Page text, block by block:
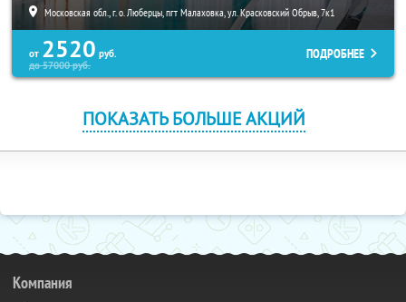
Московская обл., г. о. Люберцы, пгт Малаховка, ул. Красковский Обрыв, 7к1
от 2520 руб.
до57000руб.
ПОДРОБНЕЕ
ПОКАЗАТЬ БОЛЬШЕ АКЦИЙ
Компания